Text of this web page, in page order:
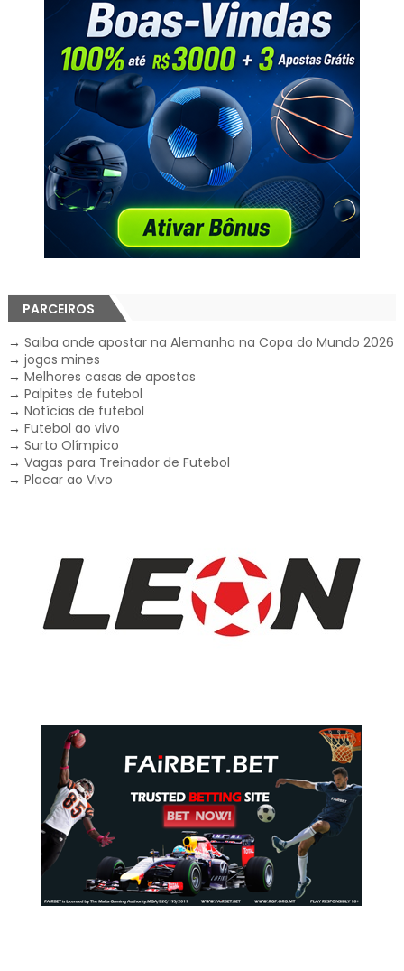
PARCEIROS
→ Saiba onde apostar na Alemanha na Copa do Mundo 2026
→ jogos mines
→ Melhores casas de apostas
→ Palpites de futebol
→ Notícias de futebol
→ Futebol ao vivo
→ Surto Olímpico
→ Vagas para Treinador de Futebol
→ Placar ao Vivo